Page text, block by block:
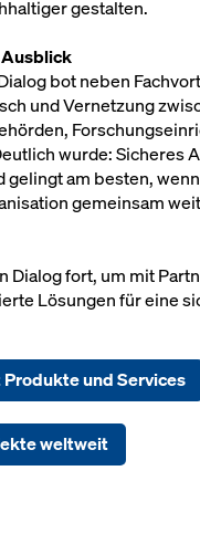
gestalten.
bot neben
und Vernetzung
wurde: Sicheres
gelingt am besten,
gemeinsam
Dialog fort, um mit
Lösungen für eine
und Services
weltweit